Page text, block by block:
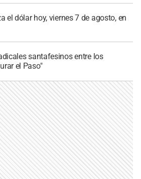
el dólar hoy, viernes 7 de agosto, en
santafesinos entre los
el Paso"